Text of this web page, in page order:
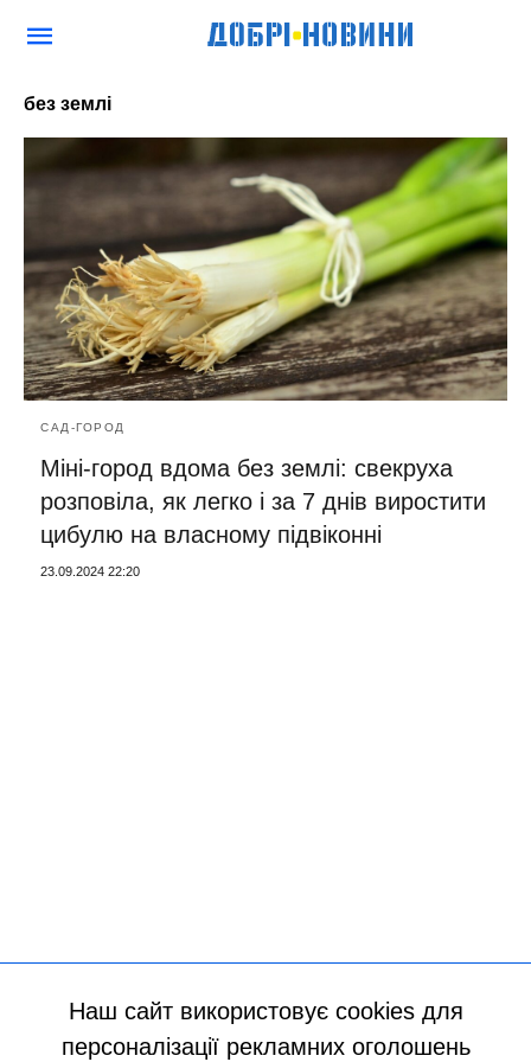
без землі
САД-ГОРОД
Міні-город вдома без землі: свекруха
розповіла, як легко і за 7 днів виростити
цибулю на власному підвіконні
23.09.2024 22:20
Наш сайт використовує cookies для
персоналізації рекламних оголошень